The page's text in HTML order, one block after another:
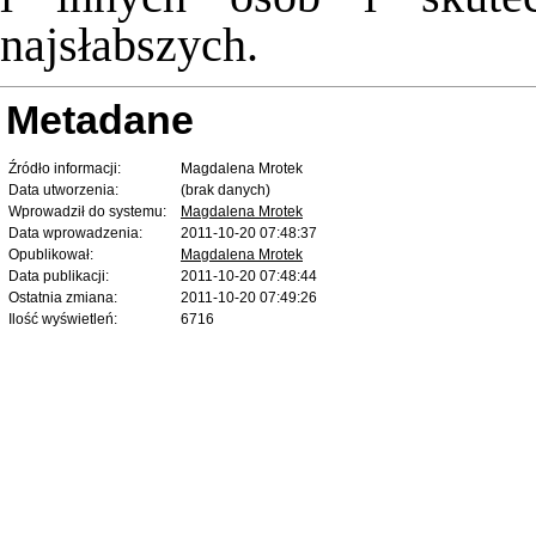
najsłabszych.
Metadane
Źródło informacji:
Magdalena Mrotek
Data utworzenia:
(brak danych)
Wprowadził do systemu:
Magdalena Mrotek
Data wprowadzenia:
2011-10-20 07:48:37
Opublikował:
Magdalena Mrotek
Data publikacji:
2011-10-20 07:48:44
Ostatnia zmiana:
2011-10-20 07:49:26
Ilość wyświetleń:
6716